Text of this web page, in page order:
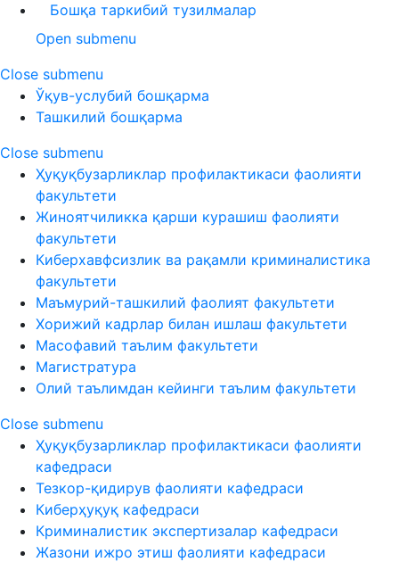
Бошқа таркибий тузилмалар
Open submenu
Close submenu
Ўқув-услубий бошқарма
Ташкилий бошқарма
Close submenu
Ҳуқуқбузарликлар профилактикаси фаолияти
факультети
Жиноятчиликка қарши курашиш фаолияти
факультети
Киберхавфсизлик ва рақамли криминалистика
факультети
Маъмурий-ташкилий фаолият факультети
Хорижий кадрлар билан ишлаш факультети
Масофавий таълим факультети
Магистратура
Олий таълимдан кейинги таълим факультети
Close submenu
Ҳуқуқбузарликлар профилактикаси фаолияти
кафедраси
Тезкор-қидирув фаолияти кафедраси
Киберҳуқуқ кафедраси
Криминалистик экспертизалар кафедраси
Жазони ижро этиш фаолияти кафедраси